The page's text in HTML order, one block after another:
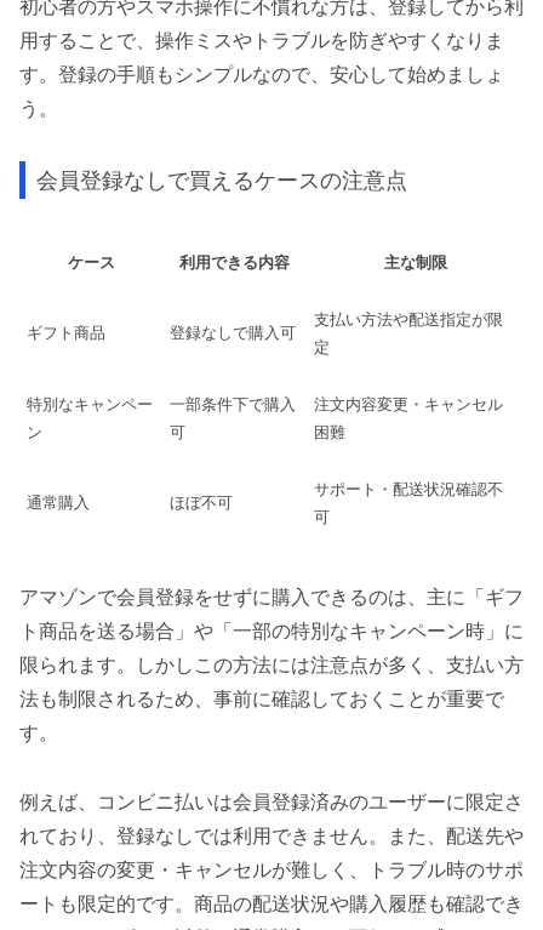
初心者の方やスマホ操作に不慣れな方は、登録してから利
用することで、操作ミスやトラブルを防ぎやすくなりま
す。登録の手順もシンプルなので、安心して始めましょ
う。
会員登録なしで買えるケースの注意点
ケース 利用できる内容 主な制限
ギフト商品 登録なしで購入可
支払い方法や配送指定が限
定
特別なキャンペー
ン
一部条件下で購入
可
注文内容変更・キャンセル
困難
通常購入 ほぼ不可
サポート・配送状況確認不
可
アマゾンで会員登録をせずに購入できるのは、主に「ギフ
ト商品を送る場合」や「一部の特別なキャンペーン時」に
限られます。しかしこの方法には注意点が多く、支払い方
法も制限されるため、事前に確認しておくことが重要で
す。
例えば、コンビニ払いは会員登録済みのユーザーに限定さ
れており、登録なしでは利用できません。また、配送先や
注文内容の変更・キャンセルが難しく、トラブル時のサポ
ートも限定的です。商品の配送状況や購入履歴も確認でき